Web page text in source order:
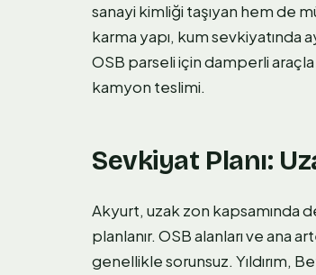
sanayi kimliği taşıyan hem de
karma yapı, kum sevkiyatında
OSB parseli için damperli
kamyon teslimi.
Sevkiyat Planı:
Akyurt, uzak zon kapsamında
planlanır. OSB alanları ve ana
genellikle sorunsuz. Yıldırım,